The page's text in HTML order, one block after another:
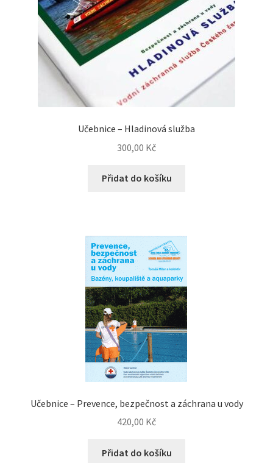
Učebnice – Hladinová služba
300,00 Kč
Přidat do košíku
Učebnice – Prevence, bezpečnost a záchrana u vody
420,00 Kč
Přidat do košíku